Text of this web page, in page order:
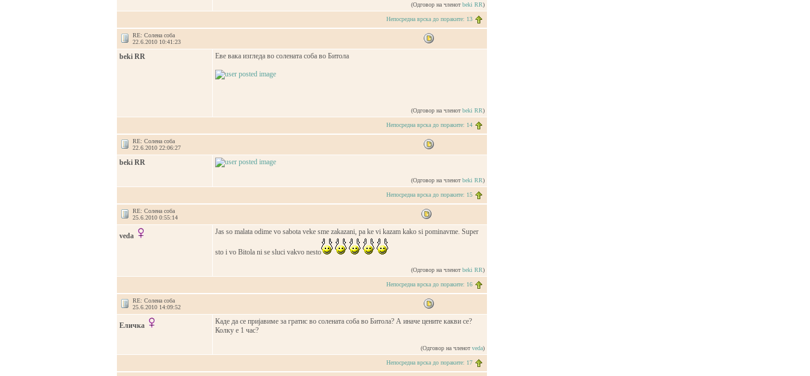
(Одговор на членотbeki RR)
Непосредна врска до пораките: 13
RE: Солена соба
22.6.2010 10:41:23
beki RR Еве вака изгледа во солената соба во Битола
(Одговор на членотbeki RR)
Непосредна врска до пораките: 14
RE: Солена соба
22.6.2010 22:06:27
beki RR
(Одговор на членотbeki RR)
Непосредна врска до пораките: 15
RE: Солена соба
25.6.2010 0:55:14
veda Jas so malata odime vo sabota veke sme zakazani, pa ke vi kazam kako si pominavme. Super
sto i vo Bitola ni se sluci vakvo nesto
(Одговор на членотbeki RR)
Непосредна врска до пораките: 16
RE: Солена соба
25.6.2010 14:09:52
Еличка
Каде да се пријавиме за гратис во солената соба во Битола? А иначе цените какви се?
Колку е 1 час?
(Одговор на членотveda)
Непосредна врска до пораките: 17